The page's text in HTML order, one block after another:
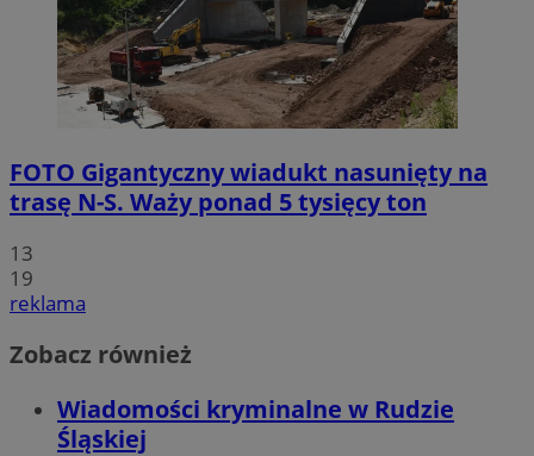
FOTO Gigantyczny wiadukt nasunięty na
trasę N-S. Waży ponad 5 tysięcy ton
13
19
reklama
Zobacz również
Wiadomości kryminalne w Rudzie
Śląskiej